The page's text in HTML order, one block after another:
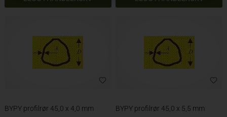
BYPY profilrør 45,0 x 4,0 mm BYPY profilrør 45,0 x 5,5 mm